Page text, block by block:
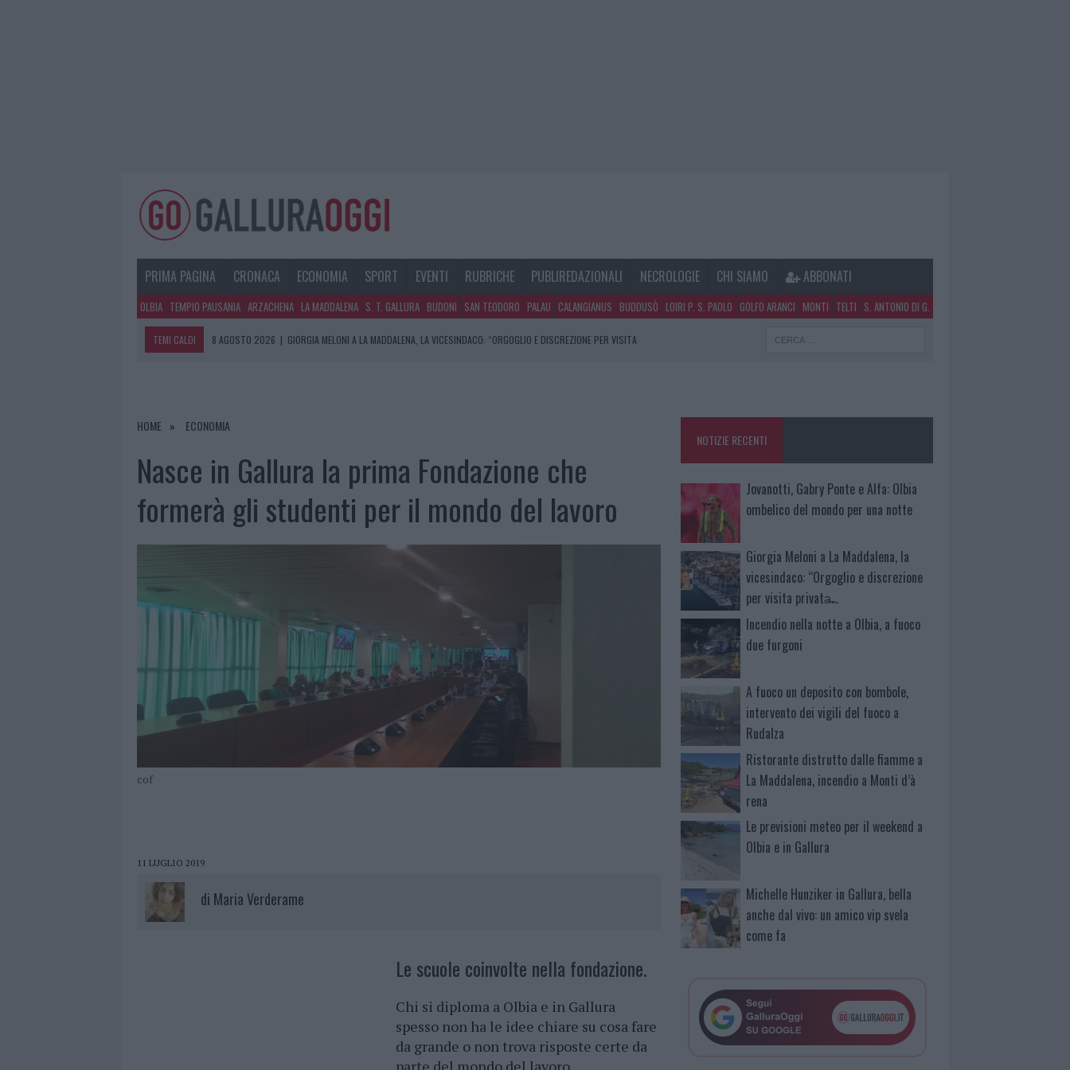
PRIMA PAGINA CRONACA ECONOMIA SPORT EVENTI RUBRICHE PUBLIREDAZIONALI NECROLOGIE CHI SIAMO ABBONATI
OLBIA TEMPIO PAUSANIA ARZACHENA LA MADDALENA S. T. GALLURA BUDONI SAN TEODORO PALAU CALANGIANUS BUDDUSÒ LOIRI P. S. PAOLO GOLFO ARANCI MONTI TELTI S. ANTONIO DI G.
TEMI CALDI 8 AGOSTO 2026 | GIORGIA MELONI A LA MADDALENA, LA VICESINDACO: “ORGOGLIO E DISCREZIONE PER VISITA
8 AGOSTO 2026 |
8 AGOSTO 2026
| JOVANOTTI, GABRY PONTE E ALFA: OLBIA OMBELICO DEL MONDO PER UNA NOTTE
HOME ECONOMIA
Nasce in Gallura la prima Fondazione che
formerà gli studenti per il mondo del lavoro
cof
11 LUGLIO 2019
di Maria Verderame
Le scuole coinvolte nella fondazione.
Chi si diploma a Olbia e in Gallura
spesso non ha le idee chiare su cosa fare
da grande o non trova risposte certe da
NOTIZIE RECENTI
Jovanotti, Gabry Ponte e Alfa: Olbia
ombelico del mondo per una notte
Giorgia Meloni a La Maddalena, la
vicesindaco: “Orgoglio e discrezione
per visita privata̶…
Incendio nella notte a Olbia, a fuoco
due furgoni
A fuoco un deposito con bombole,
intervento dei vigili del fuoco a
Rudalza
Ristorante distrutto dalle fiamme a
La Maddalena, incendio a Monti d’à
rena
Le previsioni meteo per il weekend a
Olbia e in Gallura
Michelle Hunziker in Gallura, bella
anche dal vivo: un amico vip svela
come fa